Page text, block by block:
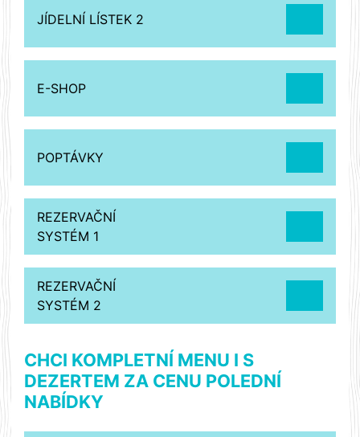
JÍDELNÍ LÍSTEK 2
E-SHOP
POPTÁVKY
REZERVAČNÍ
SYSTÉM 1
REZERVAČNÍ
SYSTÉM 2
CHCI KOMPLETNÍ MENU I S
DEZERTEM ZA CENU POLEDNÍ
NABÍDKY